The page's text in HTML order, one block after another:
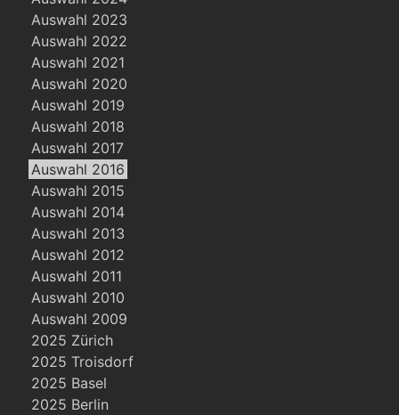
Auswahl 2023
Auswahl 2022
Auswahl 2021
Auswahl 2020
Auswahl 2019
Auswahl 2018
Auswahl 2017
Auswahl 2016
Auswahl 2015
Auswahl 2014
Auswahl 2013
Auswahl 2012
Auswahl 2011
Auswahl 2010
Auswahl 2009
2025 Zürich
2025 Troisdorf
2025 Basel
2025 Berlin